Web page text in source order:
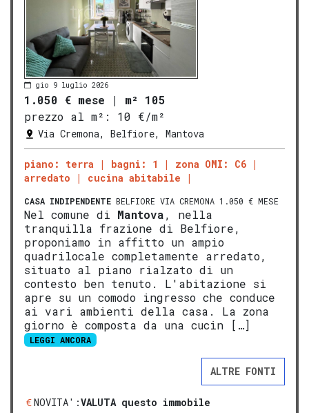
gio 9 luglio 2026
1.050 € mese | m² 105
prezzo al m²:
10 €/m²
Via Cremona, Belfiore, Mantova
piano: terra bagni: 1
zona OMI: C6
arredato
cucina abitabile
CASA INDIPENDENTE BELFIORE VIA CREMONA 1.050 € MESE
Nel comune di Mantova, nella
tranquilla frazione di Belfiore,
proponiamo in affitto un ampio
quadrilocale completamente arredato,
situato al piano rialzato di un
contesto ben tenuto. L'abitazione si
apre su un comodo ingresso che conduce
ai vari ambienti della casa. La zona
giorno è composta da una cucin […]
LEGGI ANCORA
ALTRE FONTI
NOVITA':VALUTA questo immobile